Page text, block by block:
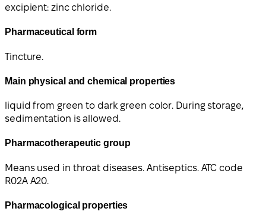
excipient: zinc chloride.
Pharmaceutical form
Tincture.
Main physical and chemical properties
liquid from green to dark green color. During storage,
sedimentation is allowed.
Pharmacotherapeutic group
Means used in throat diseases. Antiseptics. ATC code
R02A A20.
Pharmacological properties